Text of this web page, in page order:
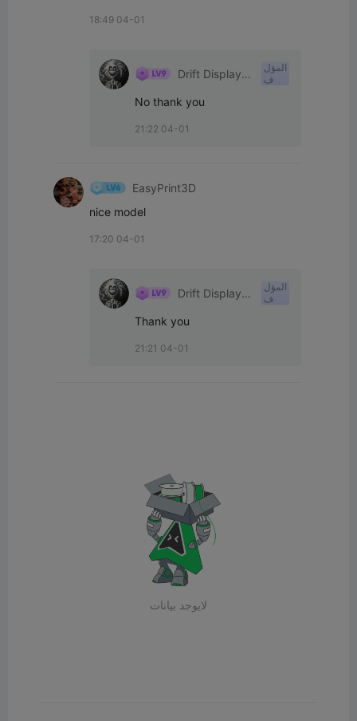
18:49 04-01
Drift Displays
المؤل
ف
No thank you
21:22 04-01
EasyPrint3D
nice model
17:20 04-01
Drift Displays
المؤل
ف
Thank you
21:21 04-01
لايوجد بيانات